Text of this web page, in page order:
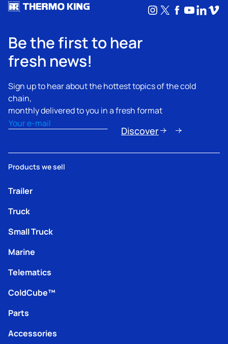
Instagram
X Facebook
Be the first to hear
fresh news!
Sign up to hear about the hottest topics of the cold
chain,
monthly delivered to you in a fresh format
Email(Nécessaire)
Discover
Products we sell
Trailer
Truck
Small Truck
Marine
Telematics
ColdCube™
Parts
Accessories